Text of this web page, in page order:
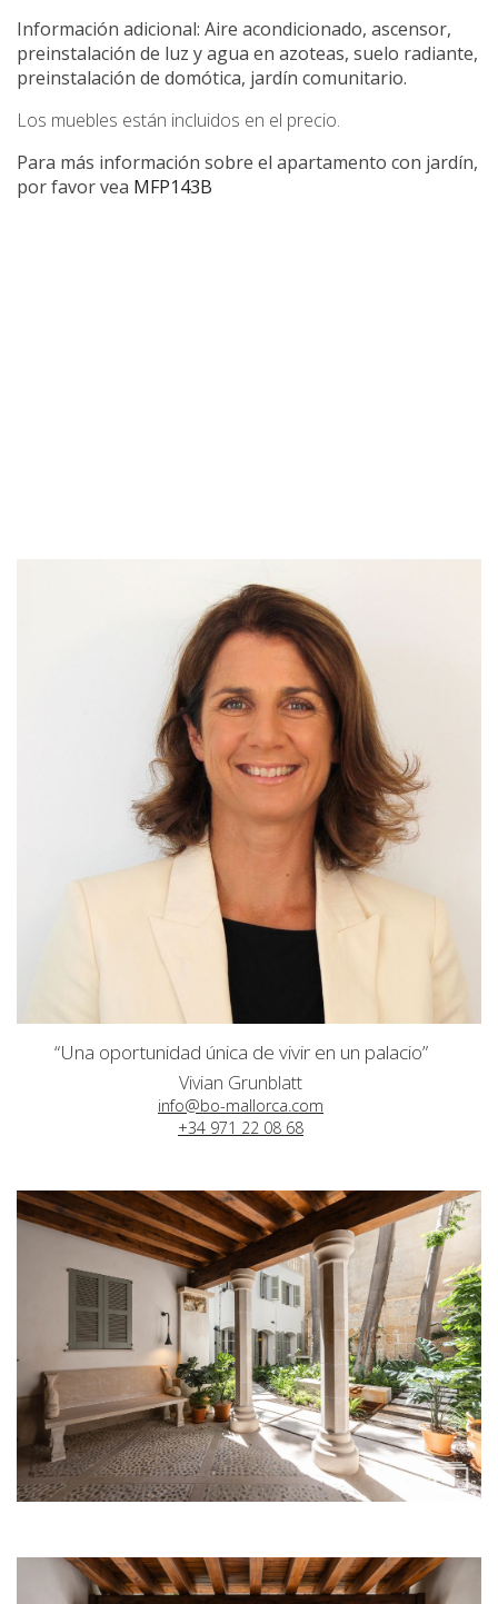
Información adicional: Aire acondicionado, ascensor,
preinstalación de luz y agua en azoteas, suelo radiante,
preinstalación de domótica, jardín comunitario.
Los muebles están incluidos en el precio.
Para más información sobre el apartamento con jardín,
por favor vea MFP143B
“Una oportunidad única de vivir en un palacio”
Vivian Grunblatt
info@bo-mallorca.com
+34 971 22 08 68